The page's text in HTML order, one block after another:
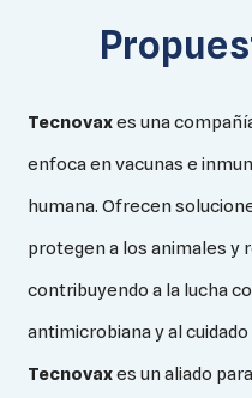
Tecnovaxes una
enfoca en vacunas e
humana. Ofrecen
protegen a los animales y
contribuyendo a la lucha
antimicrobiana y al
Tecnovaxes un aliado